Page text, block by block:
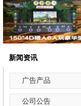
新闻资讯
广告产品
公司公告